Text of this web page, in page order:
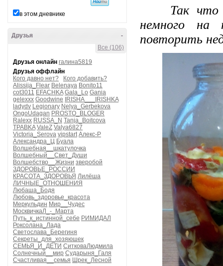
в этом дневнике
-
Друзья
Все (106)
Друзья онлайн галина5819
Друзья оффлайн
Кого давно нет?
Кого добавить?
Alissija_Flear Belenaya Bonito11
cot3011 EFACHKA Gala_Lo Gania
gelexxx Goodwine
IRISHA___IRISHKA
ladydv Legionary Nelya_Gerbekova
OngoUdagan PROSTO_BLOGER
Ralexx RUSSA_N Tanja_Boitcova
TPABKA ValeZ Valya6827
Victoria_Serova vipstart Алекс-Р
Александра_Ц Буала
Волшебная__шкатулочка
Волшебный__Свет_Души
Волшебство__Жизни зверобой
ЗДОРОВЬЕ_РОССИИ
КРАСОТА_ЗДОРОВЬЯ Лилёша
ЛИЧНЫЕ_ОТНОШЕНИЯ
Любаша_Бодя
Любовь_здоровье_красота
Меркульдин Мир__Чудес
МосквичкаЛ_-_Марта
Путь_к_истинной_себе РИМИДАЛ
Роксолана_Лада
Светослава_Берегиня
Секреты_для_хозяюшек
СЕМЬЯ_И_ДЕТИ СитковаЛюдмила
Солнечный__мир Сударыня_Галя
Счастливая__семья Шрек_Лесной
Так что
немного на
повторить